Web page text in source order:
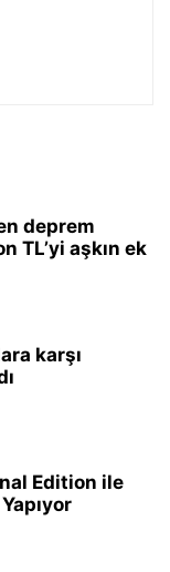
deprem
TL’yi aşkın ek
karşı
Edition ile